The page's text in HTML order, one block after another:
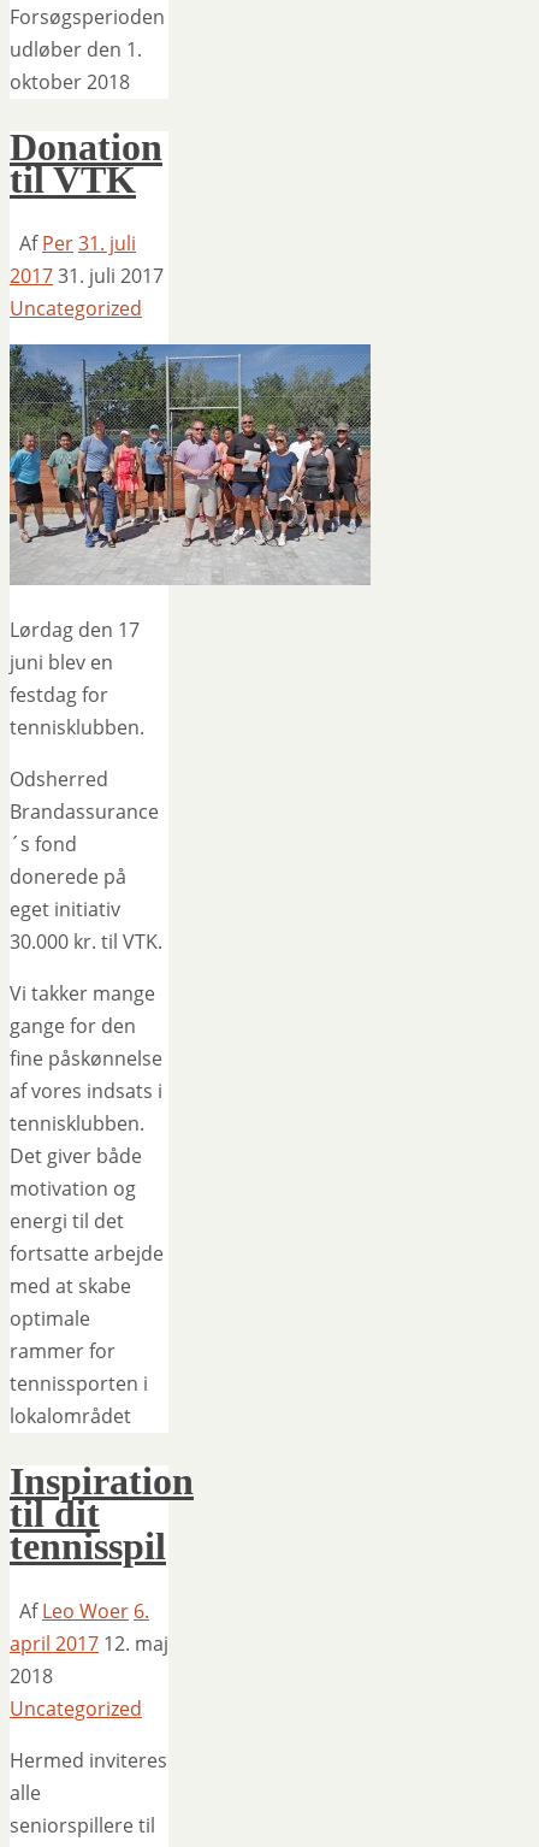
Forsøgsperioden
udløber den 1.
oktober 2018
Donation
til VTK
AfPer31. juli
201731. juli 2017
Uncategorized
Lørdag den 17
juni blev en
festdag for
tennisklubben.
Odsherred
Brandassurance
´s fond
donerede på
eget initiativ
30.000 kr. til VTK.
Vi takker mange
gange for den
fine påskønnelse
af vores indsats i
tennisklubben.
Det giver både
motivation og
energi til det
fortsatte arbejde
med at skabe
optimale
rammer for
tennissporten i
lokalområdet
Inspiration
til dit
tennisspil
AfLeo Woer 6.
april 2017 12. maj
2018
Uncategorized
Hermed inviteres
alle
seniorspillere til